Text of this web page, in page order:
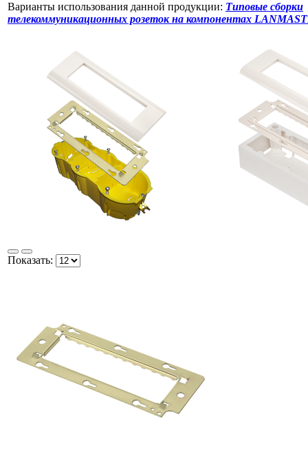
Варианты использования данной продукции: Типовые сборки
телекоммуникационных розеток на компонентах
Показать: